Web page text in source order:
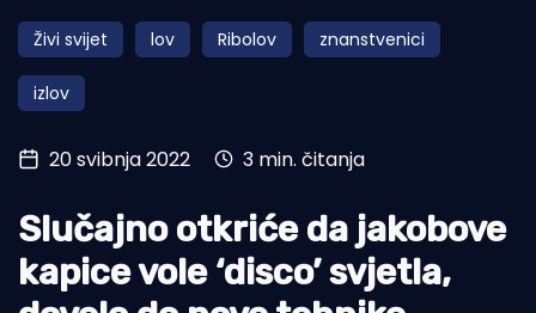
Obala
Otoci
Turizam i nautika
Pomorstvo
Ribolov
Ekologija
Tradicija i kultura
Živi svijet lov Ribolov znanstvenici
izlov
20 svibnja 2022 3 min. čitanja
Slučajno otkriće da jakobove
kapice vole ‘disco’ svjetla,